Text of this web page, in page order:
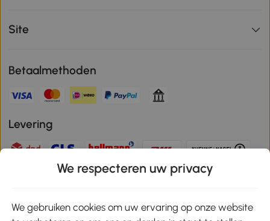
Site
Betaalmethoden
Levering
Veilige betaling
We respecteren uw privacy
We gebruiken cookies om uw ervaring op onze website